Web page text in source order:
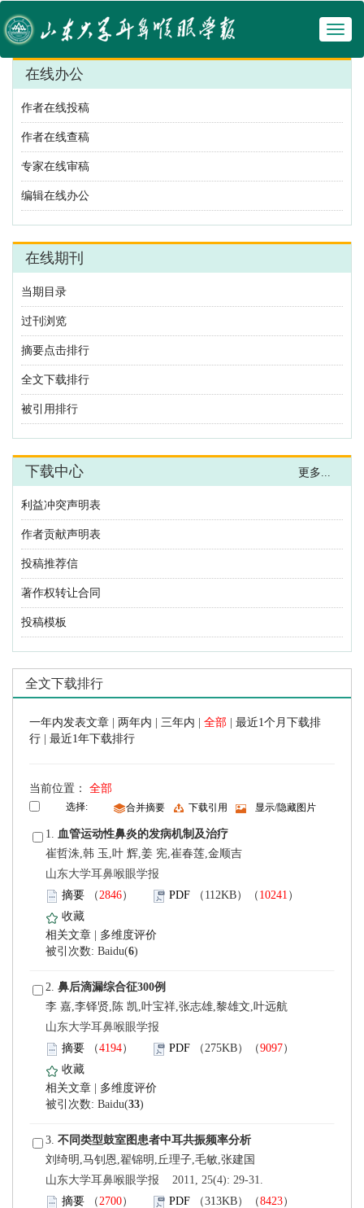
利益冲突声明表
作者贡献声明表
投稿推荐信
著作权转让合同
投稿模板
当前位置：
1.
崔哲洙,韩 玉,叶 辉,姜 宪,崔春莲,金顺吉
山东大学耳鼻喉眼学报
）
）
)
2.
李 嘉,李铎贤,陈 凯,叶宝祥,张志雄,黎雄文,叶远航
山东大学耳鼻喉眼学报
）
）
)
3.
山东大学耳鼻喉眼学报 2011, 25(4): 29-31.
）
）